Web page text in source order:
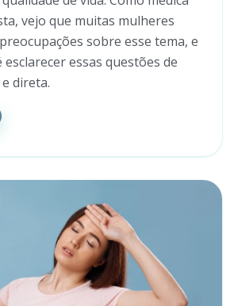
vejo que muitas mulheres
sobre esse tema, e
essas questões de
direta.